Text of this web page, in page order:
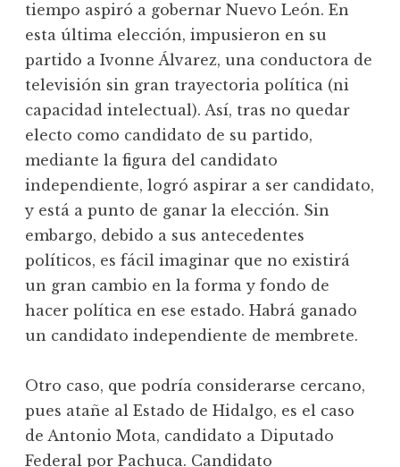
tiempo aspiró a gobernar Nuevo León. En
esta última elección, impusieron en su
partido a Ivonne Álvarez, una conductora de
televisión sin gran trayectoria política (ni
capacidad intelectual). Así, tras no quedar
electo como candidato de su partido,
mediante la figura del candidato
independiente, logró aspirar a ser candidato,
y está a punto de ganar la elección. Sin
embargo, debido a sus antecedentes
políticos, es fácil imaginar que no existirá
un gran cambio en la forma y fondo de
hacer política en ese estado. Habrá ganado
un candidato independiente de membrete.
Otro caso, que podría considerarse cercano,
pues atañe al Estado de Hidalgo, es el caso
de Antonio Mota, candidato a Diputado
Federal por Pachuca. Candidato